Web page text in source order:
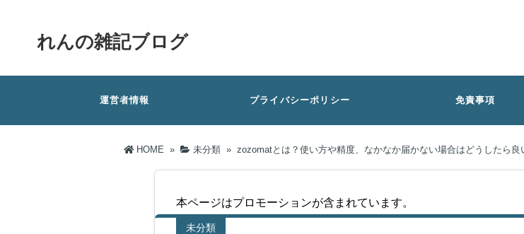
れんの雑記ブログ
運営者情報 プライバシーポリシー 免責事項
HOME » 未分類 » zozomatとは？使い方や精度、なかなか届かない場合はどうしたら
本ページはプロモーションが含まれています。
未分類